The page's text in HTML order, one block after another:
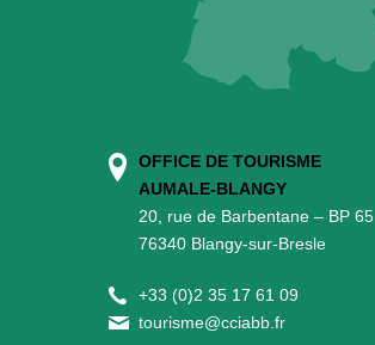
OFFICE DE TOURISME
AUMALE-BLANGY
20, rue de Barbentane – BP 65
76340 Blangy-sur-Bresle
+33 (0)2 35 17 61 09
tourisme@cciabb.fr